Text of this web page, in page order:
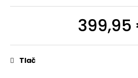
399,95
cena:
Tlač
S
€
Pôvodne: